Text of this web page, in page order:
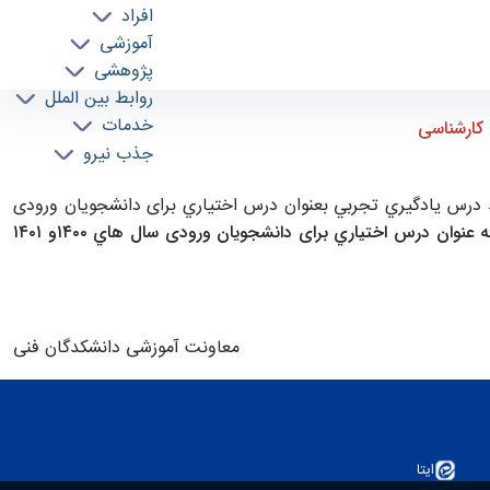
افراد
آموزشی
پژوهشی
روابط بین الملل
خدمات
جذب نیرو
اخذ درس يادگيري تجربي بعنوان درس اختياري برای دانشجویان ورودی
واحدهای مازاد بر سر فصل ناشی از اخذ درس یادگیری تجربی به عنوان درس اختياري برای دانشجویان ورودی سال هاي ۱۴۰۰و ۱۴۰۱
معاونت آموزشی دانشکدگان فنی
ایتا